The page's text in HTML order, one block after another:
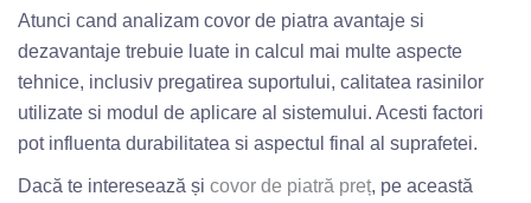
Atunci cand analizam covor de piatra avantaje si
dezavantaje trebuie luate in calcul mai multe aspecte
tehnice, inclusiv pregatirea suportului, calitatea rasinilor
utilizate si modul de aplicare al sistemului. Acesti factori
pot influenta durabilitatea si aspectul final al suprafetei.
Dacă te interesează și covor de piatră preț, pe această